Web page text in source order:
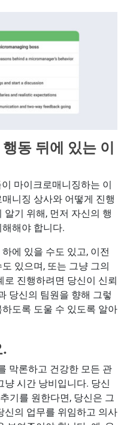
동 뒤에 있는 이
마이크로매니징하는 이
니징 상사와 어떻게 진행
기 위해, 먼저 자신의 행
해야 합니다.
에 있을 수도 있고, 이전
있으며, 또는 그냥 그의
로 진행하려면 당신이 신뢰
당신의 팀원을 향해 그렇
도록 도울 수 있도록 알아
막론하고 건강한 모든 관
냥 시간 낭비입니다. 당신
기를 원한다면, 당신은 그
신의 업무를 위임하고 의사